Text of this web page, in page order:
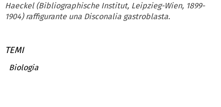
Haeckel (Bibliographische Institut, Leipzieg-Wien, 1899-
1904) raffigurante una Disconalia gastro­blasta.
TEMI
Biologia